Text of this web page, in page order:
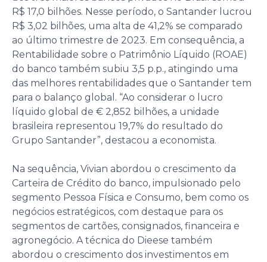
R$ 17,0 bilhões. Nesse período, o Santander lucrou
R$ 3,02 bilhões, uma alta de 41,2% se comparado
ao último trimestre de 2023. Em consequência, a
Rentabilidade sobre o Patrimônio Líquido (ROAE)
do banco também subiu 3,5 p.p., atingindo uma
das melhores rentabilidades que o Santander tem
para o balanço global. “Ao considerar o lucro
líquido global de € 2,852 bilhões, a unidade
brasileira representou 19,7% do resultado do
Grupo Santander”, destacou a economista.
Na sequência, Vivian abordou o crescimento da
Carteira de Crédito do banco, impulsionado pelo
segmento Pessoa Física e Consumo, bem como os
negócios estratégicos, com destaque para os
segmentos de cartões, consignados, financeira e
agronegócio. A técnica do Dieese também
abordou o crescimento dos investimentos em